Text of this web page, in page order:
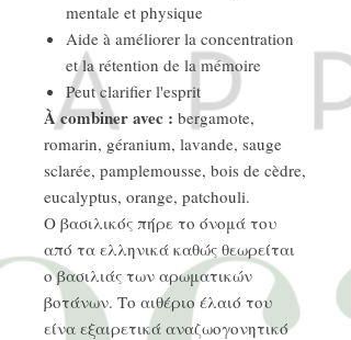
mentale et physique
Aide à améliorer la concentration
et la rétention de la mémoire
Peut clarifier l'esprit
À combiner avec : bergamote,
romarin, géranium, lavande, sauge
sclarée, pamplemousse, bois de cèdre,
eucalyptus, orange, patchouli.
Ο βασιλικός πήρε το όνομά του
από τα ελληνικά καθώς θεωρείται
ο βασιλιάς των αρωματικών
βοτάνων. Το αιθέριο έλαιό του
είνα εξαιρετικά αναζωογονητικό